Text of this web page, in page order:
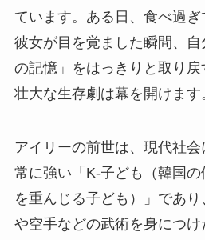
ています。ある日、食べ過
彼女が目を覚ました瞬間、
の記憶」をはっきりと取り
壮大な生存劇は幕を開けます
アイリーの前世は、現代社
常に強い「K-子ども（韓国
を重んじる子ども）」であ
や空手などの武術を身につけ